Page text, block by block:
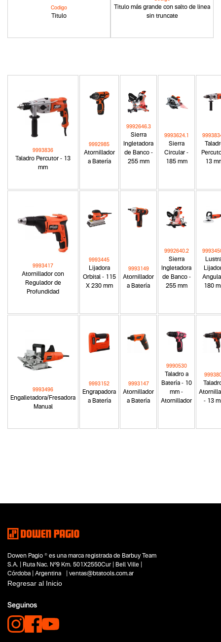
Titulo
Codigo
Titulo más grande con salto de linea
sin truncate
Taladro Percutor - 13
mm
9993836
Atornillador
a Batería
9992985
Sierra
Ingletadora
de Banco -
255 mm
9992646.3
Sierra
Circular -
185 mm
9993624.1
13
Atornillador con
Regulador de
Profundidad
9993417
Lijadora
Orbital - 115
X 230 mm
9993445
Atornillador
a Batería
9993149
Sierra
Ingletadora
de Banco -
255 mm
9992640.2
180
Engalletadora/Fresadora
Manual
9993496
Engrapadora
a Batería
9993152
Atornillador
a Batería
9993147
Taladro a
Batería - 10
mm -
Atornillador
9990530
- 13
Segmentos - pendiente
Hobbistas
Capacidad
No items found.
No items found.
Tecnologia
Dowen Pagio ® es una marca registrada de Barbuy Team
S.A. | Ruta Nac. Nº9 Km. 501X2550Cur | Bell Ville |
Córdoba | Argentina | ventas@btatools.com.ar
Regresar al Inicio
Seguinos